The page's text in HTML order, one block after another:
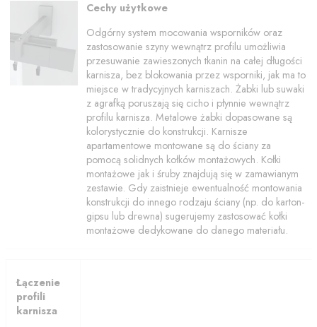
Cechy użytkowe
Odgórny system mocowania wsporników oraz
zastosowanie szyny wewnątrz profilu umożliwia
przesuwanie zawieszonych tkanin na całej długości
karnisza, bez blokowania przez wsporniki, jak ma to
miejsce w tradycyjnych karniszach. Żabki lub suwaki
z agrafką poruszają się cicho i płynnie wewnątrz
profilu karnisza. Metalowe żabki dopasowane są
kolorystycznie do konstrukcji. Karnisze
apartamentowe montowane są do ściany za
pomocą solidnych kołków montażowych. Kołki
montażowe jak i śruby znajdują się w zamawianym
zestawie. Gdy zaistnieje ewentualność montowania
konstrukcji do innego rodzaju ściany (np. do karton-
gipsu lub drewna) sugerujemy zastosować kołki
montażowe dedykowane do danego materiału.
Łączenie
profili
karnisza